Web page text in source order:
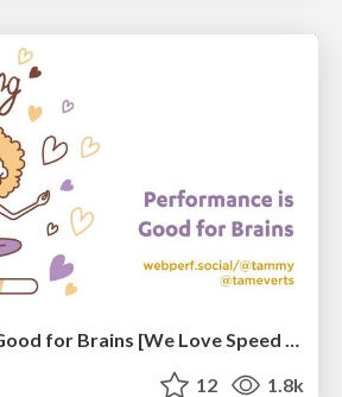
Performance Is Good for Brains [We Love Speed 2024]
12 1.8k